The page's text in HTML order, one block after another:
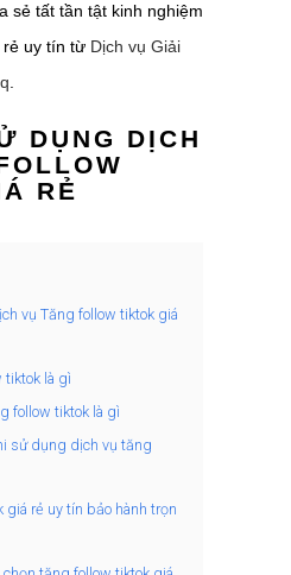
sẻ tất tần tật kinh nghiệm
rẻ uy tín từ Dịch vụ Giải
DỤNG DỊCH
RẺ
vụ Tăng follow tiktok giá
tiktok là gì
follow tiktok là gì
sử dụng dịch vụ tăng
giá rẻ uy tín bảo hành trọn